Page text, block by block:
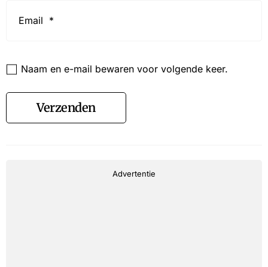
Naam en e-mail bewaren voor volgende keer.
Verzenden
Advertentie